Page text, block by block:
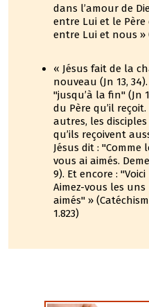
dans l’amour de
entre Lui et le
entre Lui et nous »
« Jésus fait de la
nouveau (Jn 13,
"jusqu’à la fin" (Jn
du Père qu’il
autres, les
qu’ils reçoivent
Jésus dit : "Comme
vous ai aimés.
9). Et encore :
Aimez-vous les
aimés" »
1.823)